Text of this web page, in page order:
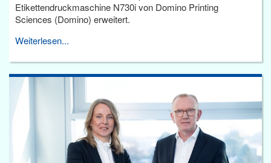
Etikettendruckmaschine N730i von Domino Printing
Sciences (Domino) erweitert.
Weiterlesen...